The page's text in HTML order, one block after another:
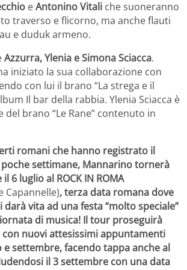
eAntonino Vitali che suoneranno
traverso e flicorno, ma anche flauti
e duduk armeno.
Azzurra, Ylenia e Simona Sciacca.
iniziato la sua collaborazione con
con lui il brano “La strega e il
Il bar della rabbia. Ylenia Sciacca è
del brano “Le Rane” contenuto in
romani che hanno registrato il
settimane, Mannarino tornerà
6 luglio al ROCK IN ROMA
Capannelle), terza data romana dove
darà vita ad una festa “molto speciale”
di musica! Il tour proseguirà
con nuovi attesissimi appuntamenti
e settembre, facendo tappa anche al
il 3 settembre con una data